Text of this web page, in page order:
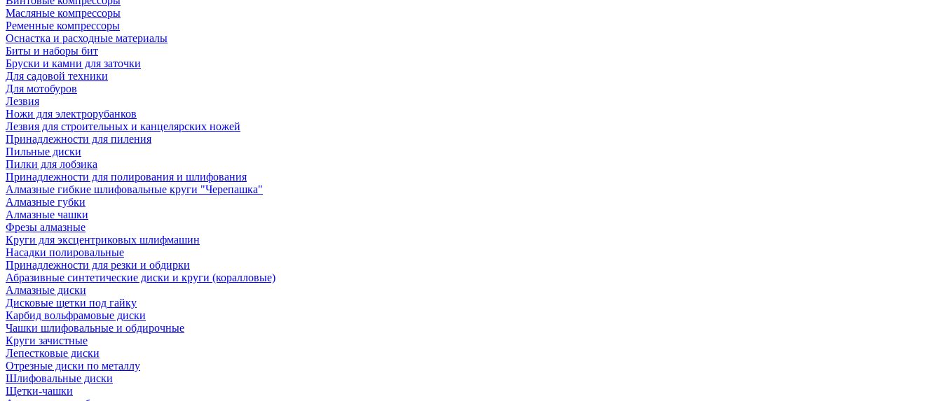
Масляные компрессоры
Ременные компрессоры
Оснастка и расходные материалы
Биты и наборы бит
Бруски и камни для заточки
Для садовой техники
Для мотобуров
Лезвия
Ножи для электрорубанков
Лезвия для строительных и канцелярских ножей
Принадлежности для пиления
Пильные диски
Пилки для лобзика
Принадлежности для полирования и шлифования
Алмазные гибкие шлифовальные круги "Черепашка"
Алмазные губки
Алмазные чашки
Фрезы алмазные
Круги для эксцентриковых шлифмашин
Насадки полировальные
Принадлежности для резки и обдирки
Абразивные синтетические диски и круги (коралловые)
Алмазные диски
Дисковые щетки под гайку
Карбид вольфрамовые диски
Чашки шлифовальные и обдирочные
Круги зачистные
Лепестковые диски
Отрезные диски по металлу
Шлифовальные диски
Щетки-чашки